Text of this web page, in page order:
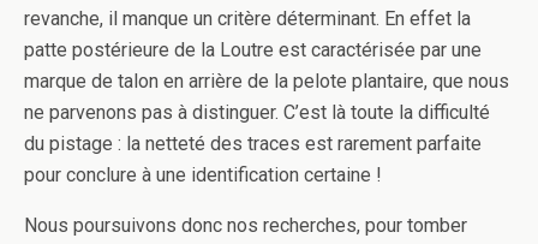
revanche, il manque un critère déterminant. En effet la
patte postérieure de la Loutre est caractérisée par une
marque de talon en arrière de la pelote plantaire, que nous
ne parvenons pas à distinguer. C’est là toute la difficulté
du pistage : la netteté des traces est rarement parfaite
pour conclure à une identification certaine !
Nous poursuivons donc nos recherches, pour tomber